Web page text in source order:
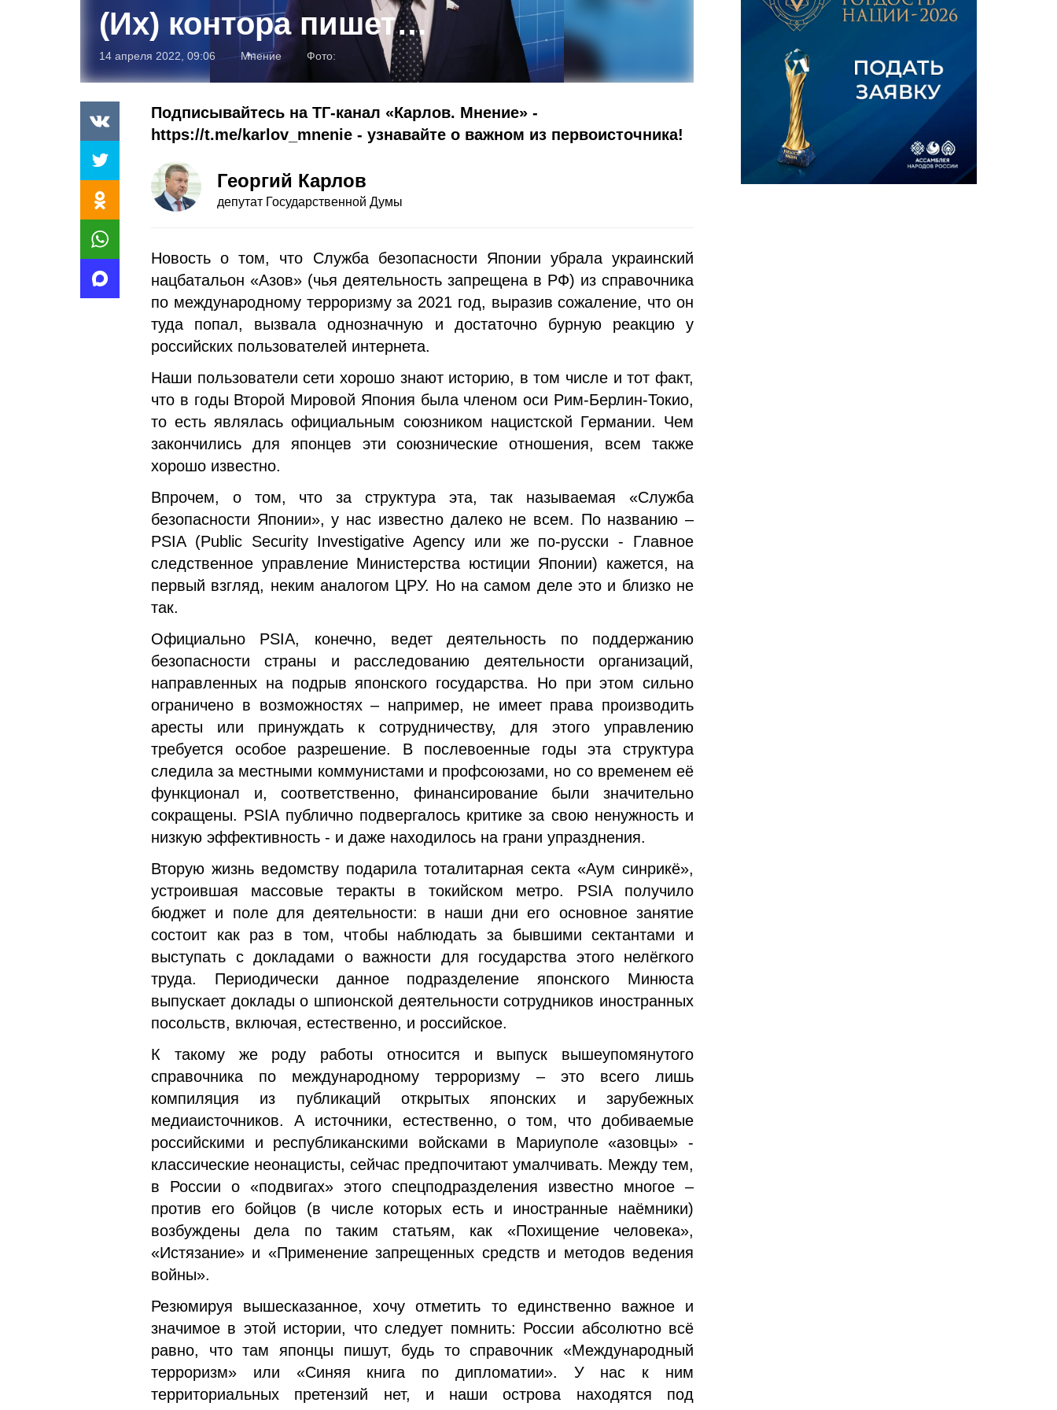
(Их) контора пишет…
14 апреля 2022, 09:06 Мнение Фото:
Подписывайтесь на ТГ-канал «Карлов. Мнение» -
https://t.me/karlov_mnenie - узнавайте о важном из первоисточника!
Георгий Карлов
депутат Государственной Думы
Новость о том, что Служба безопасности Японии убрала украинский
нацбатальон «Азов» (чья деятельность запрещена в РФ) из справочника
по международному терроризму за 2021 год, выразив сожаление, что он
туда попал, вызвала однозначную и достаточно бурную реакцию у
российских пользователей интернета.
Наши пользователи сети хорошо знают историю, в том числе и тот факт,
что в годы Второй Мировой Япония была членом оси Рим-Берлин-Токио,
то есть являлась официальным союзником нацистской Германии. Чем
закончились для японцев эти союзнические отношения, всем также
хорошо известно.
Впрочем, о том, что за структура эта, так называемая «Служба
безопасности Японии», у нас известно далеко не всем. По названию –
PSIA (Public Security Investigative Agency или же по-русски - Главное
следственное управление Министерства юстиции Японии) кажется, на
первый взгляд, неким аналогом ЦРУ. Но на самом деле это и близко не
так.
Официально PSIA, конечно, ведет деятельность по поддержанию
безопасности страны и расследованию деятельности организаций,
направленных на подрыв японского государства. Но при этом сильно
ограничено в возможностях – например, не имеет права производить
аресты или принуждать к сотрудничеству, для этого управлению
требуется особое разрешение. В послевоенные годы эта структура
следила за местными коммунистами и профсоюзами, но со временем её
функционал и, соответственно, финансирование были значительно
сокращены. PSIA публично подвергалось критике за свою ненужность и
низкую эффективность - и даже находилось на грани упразднения.
Вторую жизнь ведомству подарила тоталитарная секта «Аум синрикё»,
устроившая массовые теракты в токийском метро. PSIA получило
бюджет и поле для деятельности: в наши дни его основное занятие
состоит как раз в том, чтобы наблюдать за бывшими сектантами и
выступать с докладами о важности для государства этого нелёгкого
труда. Периодически данное подразделение японского Минюста
выпускает доклады о шпионской деятельности сотрудников иностранных
посольств, включая, естественно, и российское.
К такому же роду работы относится и выпуск вышеупомянутого
справочника по международному терроризму – это всего лишь
компиляция из публикаций открытых японских и зарубежных
медиаисточников. А источники, естественно, о том, что добиваемые
российскими и республиканскими войсками в Мариуполе «азовцы» -
классические неонацисты, сейчас предпочитают умалчивать. Между тем,
в России о «подвигах» этого спецподразделения известно многое –
против его бойцов (в числе которых есть и иностранные наёмники)
возбуждены дела по таким статьям, как «Похищение человека»,
«Истязание» и «Применение запрещенных средств и методов ведения
войны».
Резюмируя вышесказанное, хочу отметить то единственно важное и
значимое в этой истории, что следует помнить: России абсолютно всё
равно, что там японцы пишут, будь то справочник «Международный
терроризм» или «Синяя книга по дипломатии». У нас к ним
территориальных претензий нет, и наши острова находятся под